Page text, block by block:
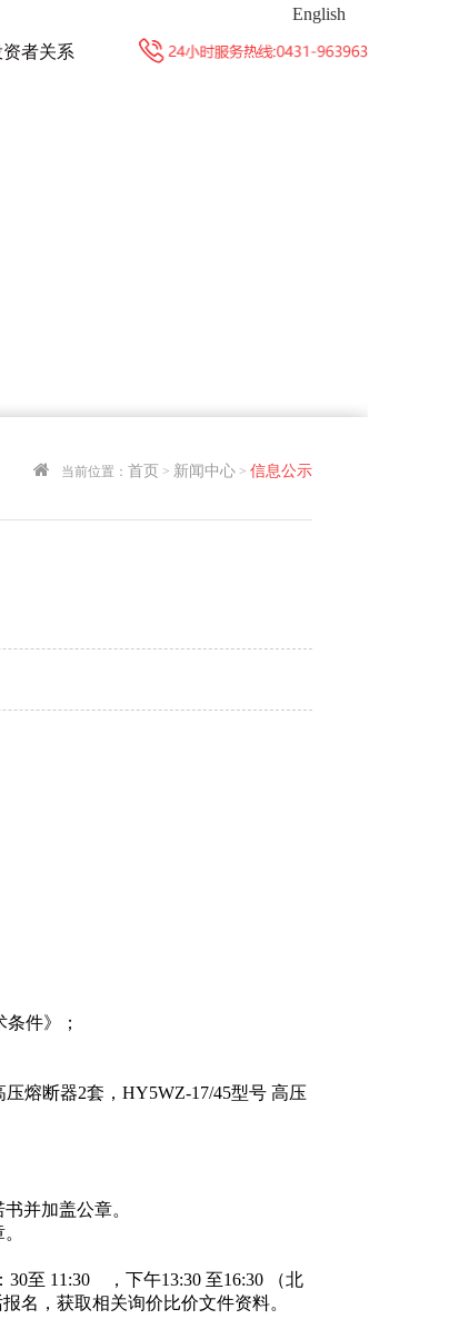
资者关系
English
当前位置： 首页 > 新闻中心 > 信息公示
件》
；
熔断器2套，HY5WZ-17/45型号 高压
并加盖公章。
30至 11:30
，下午13:30 至16:30 （北
名，获取相关询价比价文件资料。